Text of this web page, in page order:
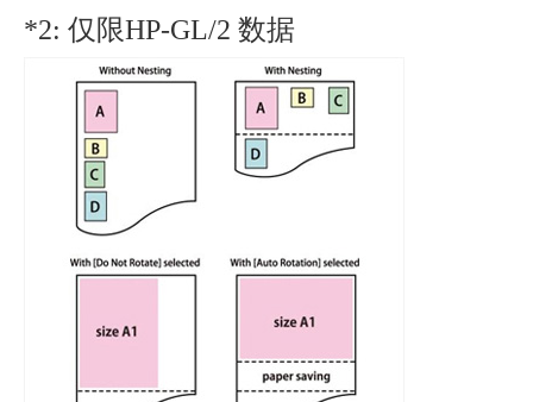
*2: 仅限HP-GL/2 数据